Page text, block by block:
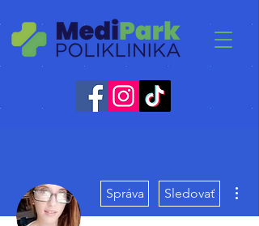
Správa Sledovať